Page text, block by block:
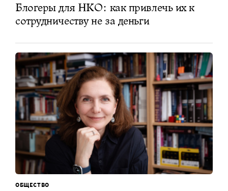
Блогеры для НКО: как привлечь их к
сотрудничеству не за деньги
ОБЩЕСТВО